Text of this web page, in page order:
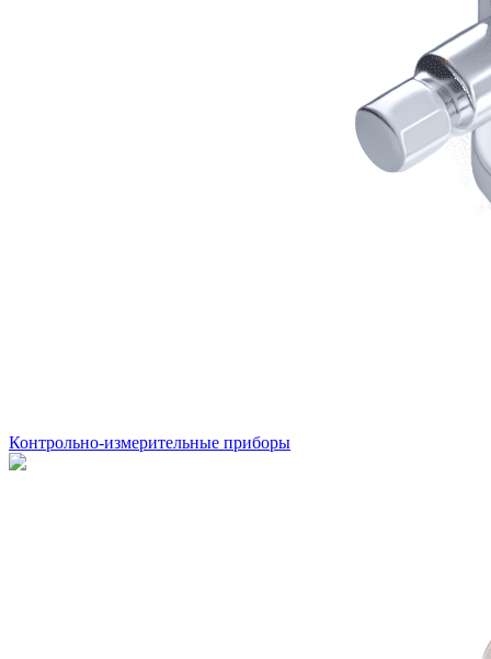
Контрольно-измерительные приборы